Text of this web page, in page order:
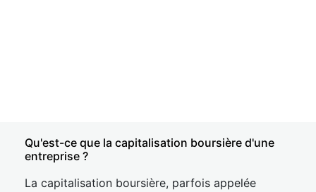
Qu'est-ce que la capitalisation boursière d'une
entreprise ?
La capitalisation boursière, parfois appelée